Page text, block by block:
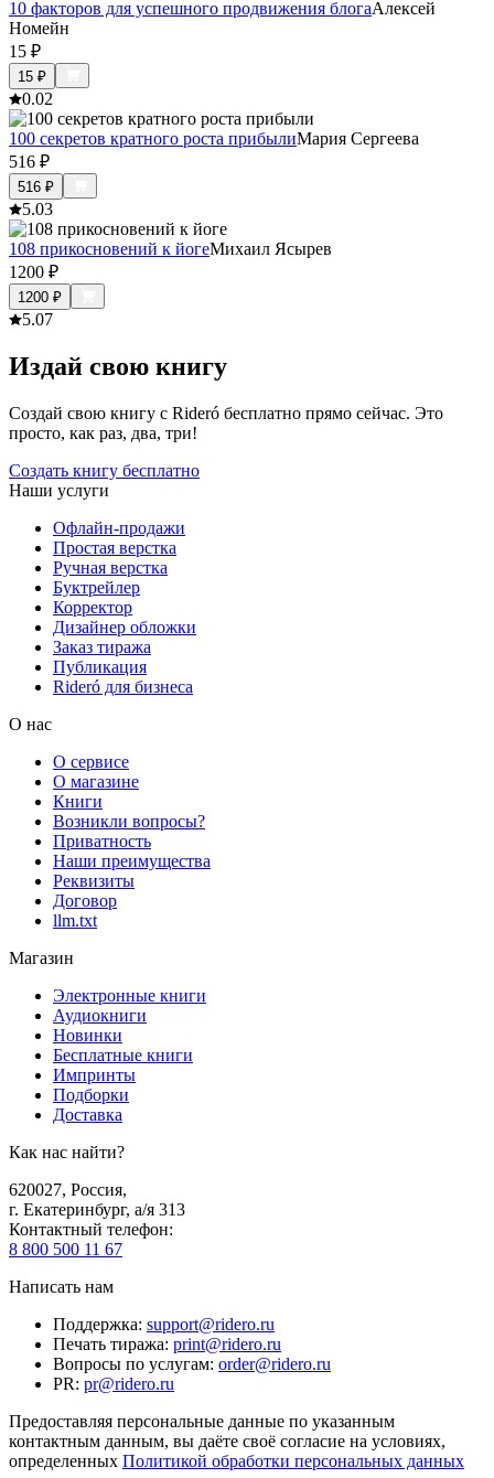
10 факторов для успешного продвижения блогаАлексей
Номейн
15 ₽
15 ₽
0.02
100 секретов кратного роста прибылиМария Сергеева
516 ₽
516 ₽
5.03
108 прикосновений к йогеМихаил Ясырев
1200 ₽
1200 ₽
5.07
Издай свою книгу
Создай свою книгу с Rideró бесплатно прямо сейчас. Это
просто, как раз, два, три!
Создать книгу бесплатно
Наши услуги
Офлайн-продажи
Простая верстка
Ручная верстка
Буктрейлер
Корректор
Дизайнер обложки
Заказ тиража
Публикация
Rideró для бизнеса
О нас
О сервисе
О магазине
Книги
Возникли вопросы?
Приватность
Наши преимущества
Реквизиты
Договор
llm.txt
Магазин
Электронные книги
Аудиокниги
Новинки
Бесплатные книги
Импринты
Подборки
Доставка
Как нас найти?
620027, Россия,
г. Екатеринбург, а/я 313
Контактный телефон:
8 800 500 11 67
Написать нам
Поддержка: support@ridero.ru
Печать тиража: print@ridero.ru
Вопросы по услугам: order@ridero.ru
PR: pr@ridero.ru
Предоставляя персональные данные по указанным
контактным данным, вы даёте своё согласие на условиях,
определенных Политикой обработки персональных данных